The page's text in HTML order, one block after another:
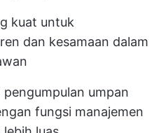
kuat untuk
dan kesamaan dalam
umpan
fungsi manajemen